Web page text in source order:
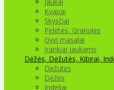
Kvapai
Skysčiai
Peletės, Granulės
Gyvi masalai
Įrankiai jaukams
Dėžės, Dėžutės, Kibirai,
Dėžutės
Dėžės
Indeliai